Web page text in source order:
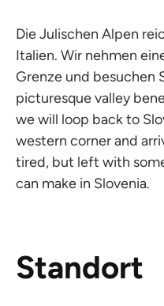
Die Julischen Alpen
Italien. Wir nehmen
Grenze und besuchen
picturesque valley
we will loop back to
western corner and
tired, but left with
can make in Slovenia.
Standort